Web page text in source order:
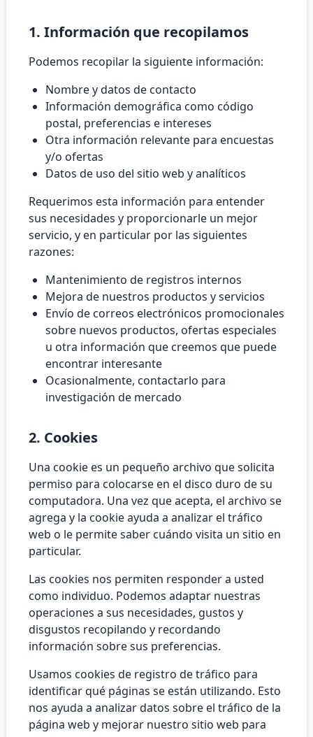
1. Información que recopilamos
Podemos recopilar la siguiente información:
Nombre y datos de contacto
Información demográfica como código
postal, preferencias e intereses
Otra información relevante para encuestas
y/o ofertas
Datos de uso del sitio web y analíticos
Requerimos esta información para entender
sus necesidades y proporcionarle un mejor
servicio, y en particular por las siguientes
razones:
Mantenimiento de registros internos
Mejora de nuestros productos y servicios
Envío de correos electrónicos promocionales
sobre nuevos productos, ofertas especiales
u otra información que creemos que puede
encontrar interesante
Ocasionalmente, contactarlo para
investigación de mercado
2. Cookies
Una cookie es un pequeño archivo que solicita
permiso para colocarse en el disco duro de su
computadora. Una vez que acepta, el archivo se
agrega y la cookie ayuda a analizar el tráfico
web o le permite saber cuándo visita un sitio en
particular.
Las cookies nos permiten responder a usted
como individuo. Podemos adaptar nuestras
operaciones a sus necesidades, gustos y
disgustos recopilando y recordando
información sobre sus preferencias.
Usamos cookies de registro de tráfico para
identificar qué páginas se están utilizando. Esto
nos ayuda a analizar datos sobre el tráfico de la
página web y mejorar nuestro sitio web para